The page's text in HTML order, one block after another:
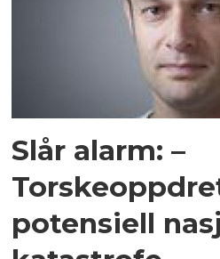
Slår alarm: –
potensiell